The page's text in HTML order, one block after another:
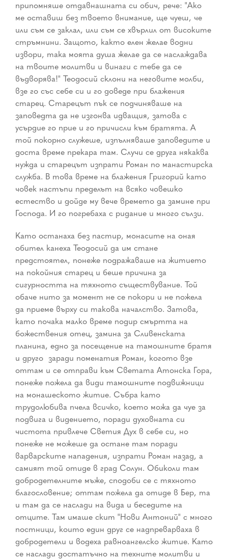
припомняше отдавнашната си обич, рече: "Ако
ме оставиш без твоето внимание, ще чуеш, че
или съм се заклал, или съм се хвърлил от високите
стръмнини. Защото, както елен желае водни
извори, така моята душа желае да се наслаждава
на твоите молитви и винаги с тебе да се
въдворява!" Теодосий склони на неговите молби,
взе го със себе си и го доведе при блажения
старец. Старецът пък се подчиняваше на
заповедта да не изгонва идващия, затова с
усърдие го прие и го причисли към братята. А
той покорно служеше, изпълняваше заповедите и
доста време прекара там. Случи се друга някаква
нужда и старецът изпрати Роман по манастирска
служба. В това време на блажения Григорий като
човек настъпи пределът на всяко човешко
естество и дойде му вече времето да замине при
Господа. И го погребаха с ридание и много сълзи.
Като останаха без пастир, монасите на оная
обител канеха Теодосий да им стане
предстоятел, понеже подражаваше на житието
на покойния старец и беше причина за
сигурността на тяхното съществувание. Той
обаче нито за момент не се покори и не пожела
да приеме върху си такова началство. Затова,
като почака малко време подир смъртта на
божествения отец, замина за Сливенската
планина, едно за посещение на тамошните братя
и друго ­ заради поменатия Роман, когото взе
оттам и се отправи към Светата Атонска Гора,
понеже пожела да види тамошните подвижници
на монашеското житие. Събра като
трудолюбива пчела всичко, което можа да чуе за
подвига и видението, поради духовната си
чистота привлече Светия Дух в себе си, но
понеже не можеше да остане там поради
варварските нападения, изпрати Роман назад, а
самият той отиде в град Солун. Обиколи там
добродетелните мъже, сподоби се с тяхното
благословение; оттам пожела да отиде в Бер, та
и там да се наслади на вида и беседите на
отците. Там имаше скит "Нови Антоний" с много
постници, които един друг се надпреварваха в
добродетели и водеха равноангелско житие. Като
се наслади достатъчно на техните молитви и